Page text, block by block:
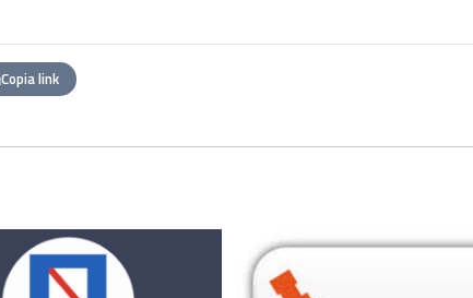
Copia link